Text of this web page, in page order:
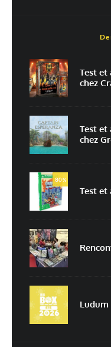
E-mail*
Enregistrer mon nom,
mon prochain commentaire.
Prévenez-moi de tous les
Prévenez-moi de tous les
traitées
Test et
chez
Test et
chez
80%
Test et
Ludum